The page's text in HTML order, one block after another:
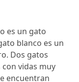
es un gato
blanco es un
Dos gatos
vidas muy
encuentran